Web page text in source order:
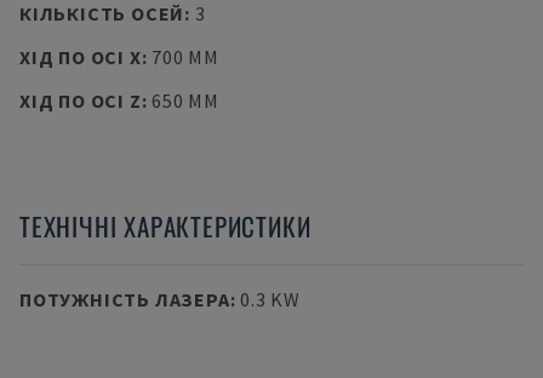
КІЛЬКІСТЬ ОСЕЙ: 3
ХІД ПО ОСІ X: 700 MM
ХІД ПО ОСІ Z: 650 MM
ТЕХНІЧНІ ХАРАКТЕРИСТИКИ
ПОТУЖНІСТЬ ЛАЗЕРА: 0.3 KW